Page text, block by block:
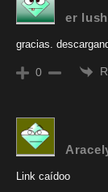
er
gracias.
0
Link caídoo